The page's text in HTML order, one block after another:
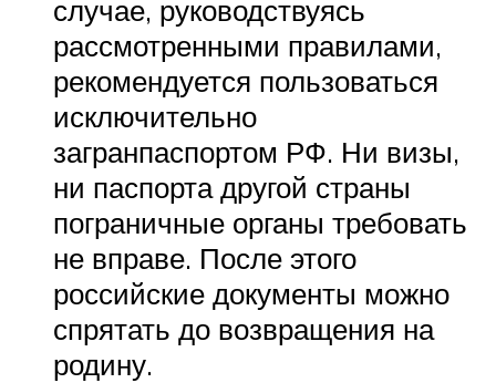
случае, руководствуясь
рассмотренными правилами,
рекомендуется пользоваться
исключительно
загранпаспортом РФ. Ни визы,
ни паспорта другой страны
пограничные органы требовать
не вправе. После этого
российские документы можно
спрятать до возвращения на
родину.